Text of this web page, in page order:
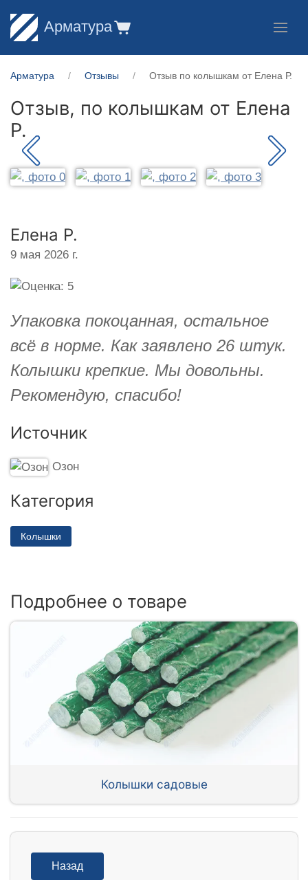
Арматура
Арматура Отзывы Отзыв по колышкам от Елена Р.
Отзыв, по колышкам от Елена
Р.
Елена Р.
9 мая 2026 г.
Упаковка покоцанная, остальное
всё в норме. Как заявлено 26 штук.
Колышки крепкие. Мы довольны.
Рекомендую, спасибо!
Источник
Озон
Категория
Колышки
Подробнее о товаре
Колышки садовые
Назад